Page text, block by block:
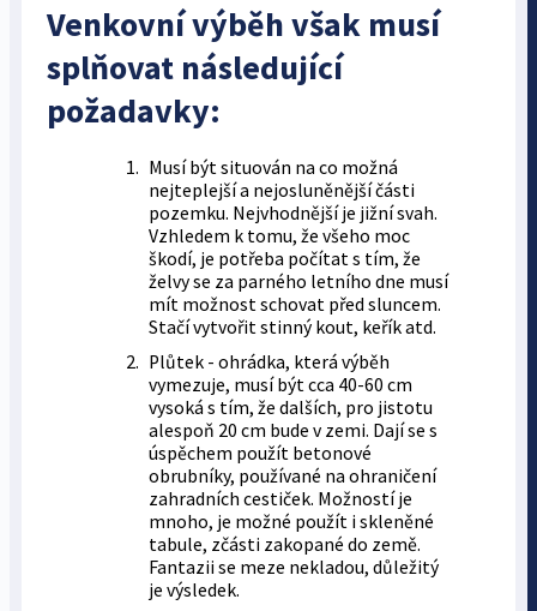
Venkovní výběh však musí
splňovat následující
požadavky:
Musí být situován na co možná
nejteplejší a nejosluněnější části
pozemku. Nejvhodnější je jižní svah.
Vzhledem k tomu, že všeho moc
škodí, je potřeba počítat s tím, že
želvy se za parného letního dne musí
mít možnost schovat před sluncem.
Stačí vytvořit stinný kout, keřík atd.
Plůtek - ohrádka, která výběh
vymezuje, musí být cca 40-60 cm
vysoká s tím, že dalších, pro jistotu
alespoň 20 cm bude v zemi. Dají se s
úspěchem použít betonové
obrubníky, používané na ohraničení
zahradních cestiček. Možností je
mnoho, je možné použít i skleněné
tabule, zčásti zakopané do země.
Fantazii se meze nekladou, důležitý
je výsledek.